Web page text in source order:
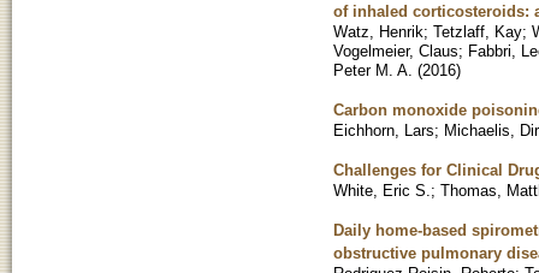
of inhaled corticosteroids:
Watz, Henrik; Tetzlaff, Kay;
Vogelmeier, Claus; Fabbri,
Peter M. A. (2016)
Carbon monoxide
Eichhorn, Lars; Michaelis,
Challenges for Clinical
White, Eric S. ; Thomas,
Daily home-based
obstructive pulmonary